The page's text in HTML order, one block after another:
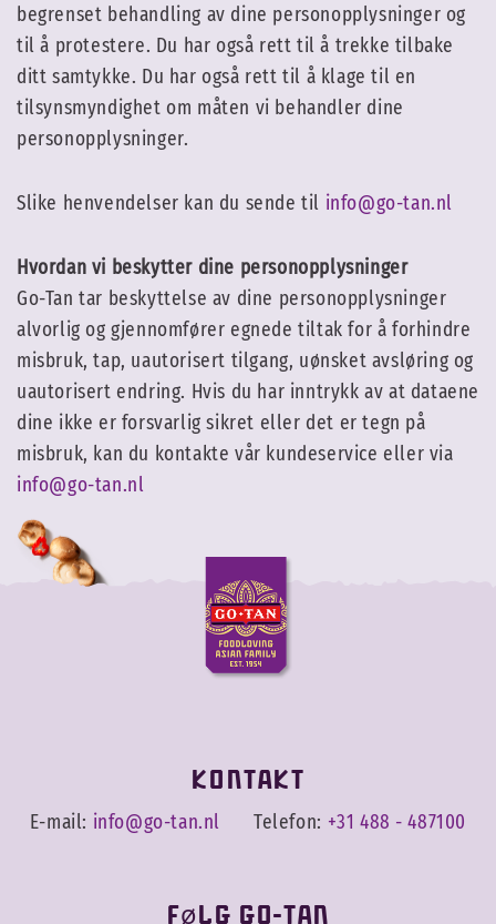
begrenset behandling av dine personopplysninger og
til å protestere. Du har også rett til å trekke tilbake
ditt samtykke. Du har også rett til å klage til en
tilsynsmyndighet om måten vi behandler dine
personopplysninger.
Slike henvendelser kan du sende til info@go-tan.nl
Hvordan vi beskytter dine personopplysninger
Go-Tan tar beskyttelse av dine personopplysninger
alvorlig og gjennomfører egnede tiltak for å forhindre
misbruk, tap, uautorisert tilgang, uønsket avsløring og
uautorisert endring. Hvis du har inntrykk av at dataene
dine ikke er forsvarlig sikret eller det er tegn på
misbruk, kan du kontakte vår kundeservice eller via
info@go-tan.nl
Kontakt
E-mail: info@go-tan.nl Telefon: +31 488 - 487100
Følg Go-Tan